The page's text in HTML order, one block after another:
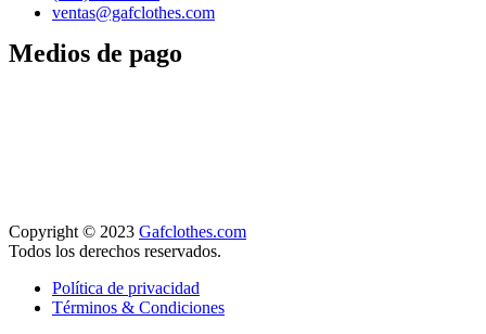
ventas@gafclothes.com
Medios de pago
Copyright © 2023 Gafclothes.com
Todos los derechos reservados.
Política de privacidad
Términos & Condiciones